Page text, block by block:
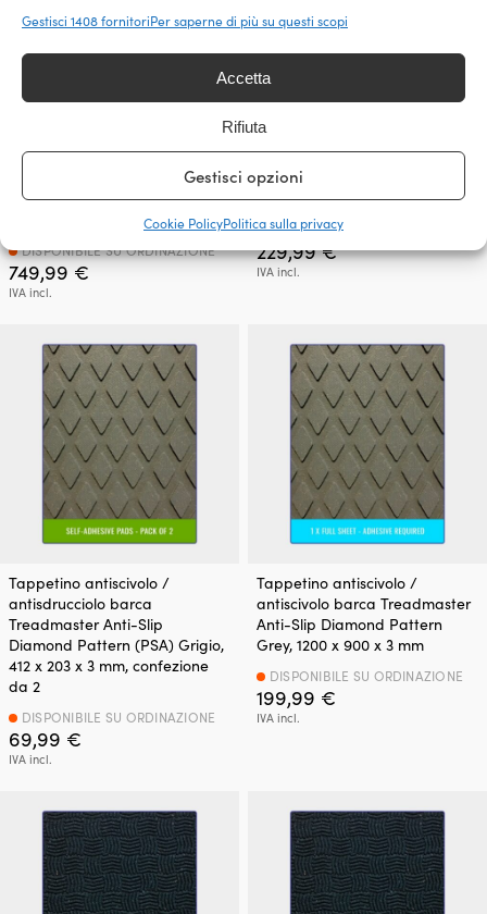
Gestisci 1408 fornitoriPer saperne di più su questi scopi
Accetta
Rifiuta
Gestisci opzioni
Cookie PolicyPolitica sulla privacy
antiscivolo barca GISATEX
Antislide Sportiv Grey Black,
1500 x 5000 x 2 mm (1.5 x 5
749,99 €
IVA incl.
DISPONIBILE SU ORDINAZIONE
Tappetino antiscivolo /
antiscivolo barca Treadmaster
Comfort Grip Smooth Pattern
White Sand, 1200 x 900 x 2 mm
229,99€
IVA incl.
DISPONIBILE SU ORDINAZIONE
Tappetino antiscivolo /
antisdrucciolo barca
Treadmaster Anti-Slip
Diamond Pattern (PSA) Grigio,
412 x 203 x 3 mm, confezione
da 2
69,99 €
IVA incl.
DISPONIBILE SU ORDINAZIONE
Tappetino antiscivolo /
antiscivolo barca Treadmaster
Anti-Slip Diamond Pattern
Grey, 1200 x 900 x 3 mm
199,99 €
IVA incl.
DISPONIBILE SU ORDINAZIONE